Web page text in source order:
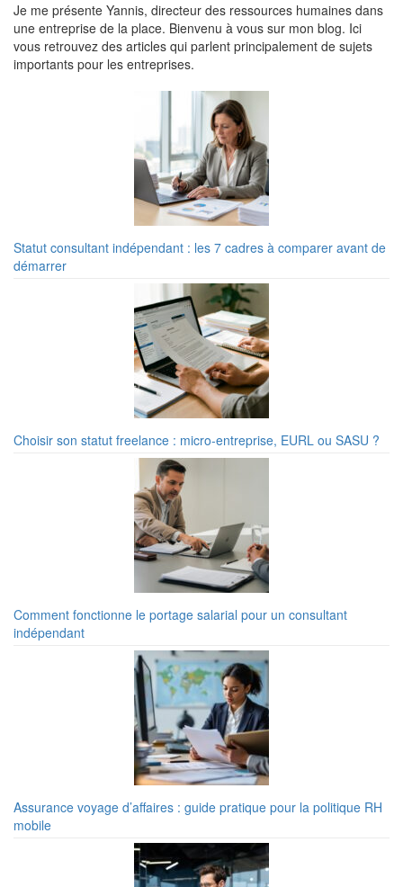
Je me présente Yannis, directeur des ressources humaines dans
une entreprise de la place. Bienvenu à vous sur mon blog. Ici
vous retrouvez des articles qui parlent principalement de sujets
importants pour les entreprises.
Statut consultant indépendant : les 7 cadres à comparer avant de
démarrer
Choisir son statut freelance : micro-entreprise, EURL ou SASU ?
Comment fonctionne le portage salarial pour un consultant
indépendant
Assurance voyage d’affaires : guide pratique pour la politique RH
mobile